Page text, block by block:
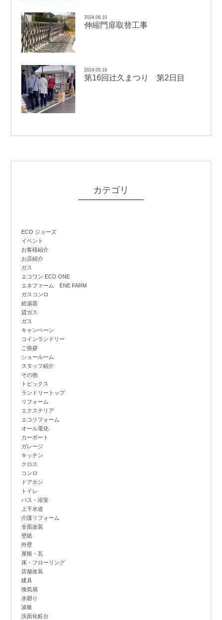
2024.06.10
伸縮門扉取替工事
2024.05.19
第16回辻久まつり 第2日目
カテゴリ
ECO ジョーズ
イベント
お客様紹介
お店紹介
ガス
エコワン ECO ONE
エネファーム ENE FARM
ガスコンロ
給湯器
貸ガス
ガス
キャンペーン
コインランドリー
ご挨拶
ショールーム
スタッフ紹介
その他
トピックス
ランドリートップ
リフォーム
エクステリア
エコリフォーム
オール電化
カーポート
ガレージ
キッチン
クロス
コンロ
ドアホン
トイレ
バス・浴室
上下水道
介護リフォーム
全面改装
壁紙
外壁
屋根・瓦
床・フローリング
店舗改装
建具
換気扇
水廻り
波板
洗面化粧台